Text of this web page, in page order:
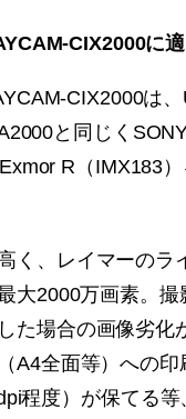
CIX2000に
CIX2000は
と同じく
R（IMX183
く、レイマーのラ
大2000万画素。撮
た場合の画像劣化
A4全面等）への印
程度）が保てる等